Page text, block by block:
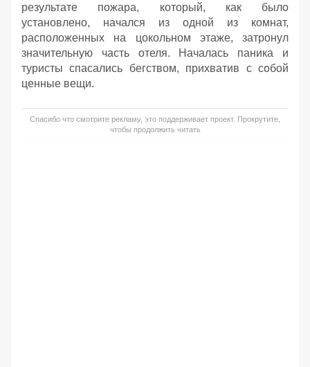
результате пожара, который, как было
установлено, начался из одной из комнат,
расположенных на цокольном этаже, затронул
значительную часть отеля. Началась паника и
туристы спасались бегством, прихватив с собой
ценные вещи.
Спасибо что смотрите рекламу, это поддерживает проект. Прокрутите,
чтобы продолжить читать